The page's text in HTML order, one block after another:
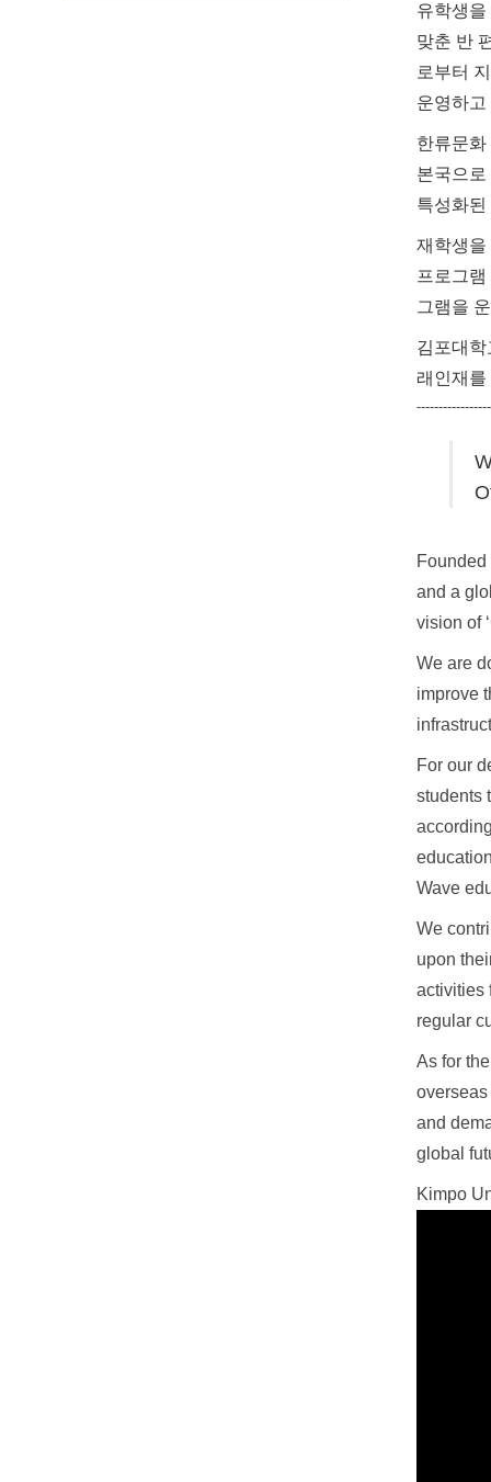
유학생
맞춘 반
로부터
운영하
한류문
본국으
특성화
재학생을
프로그
그램을
김포대
래인재
and a
vision of
We are
improve
For our
students
Wave
We
upon
activities
regular
As for
and
global
Kimpo